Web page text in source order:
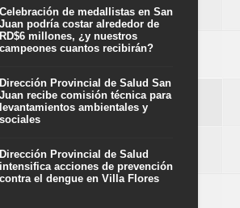
Celebración de medallistas en San
Juan podría costar alrededor de
RD$6 millones, ¿y nuestros
campeones cuantos recibirán?
Dirección Provincial de Salud San
Juan recibe comisión técnica para
levantamientos ambientales y
sociales
Dirección Provincial de Salud
intensifica acciones de prevención
contra el dengue en Villa Flores